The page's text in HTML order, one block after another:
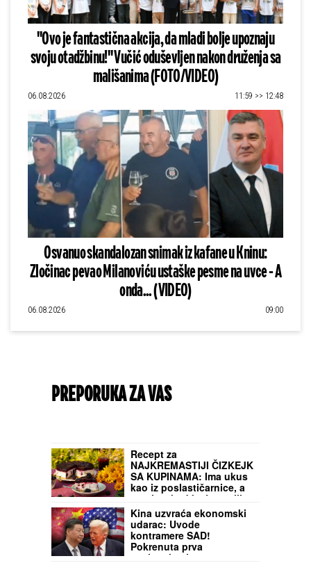
"Ovo je fantastična akcija, da mladi bolje upoznaju
svoju otadžbinu!" Vučić oduševljen nakon druženja sa
mališanima (FOTO/VIDEO)
06.08.2026 11:59 >> 12:48
Osvanuo skandalozan snimak iz kafane u Kninu:
Zločinac pevao Milanoviću ustaške pesme na uvce - A
onda... (VIDEO)
06.08.2026 09:00
PREPORUKA ZA VAS